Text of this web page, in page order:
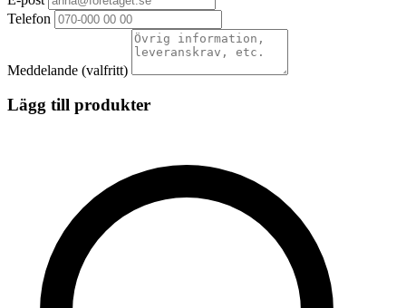
Telefon
Meddelande (valfritt)
Lägg till produkter